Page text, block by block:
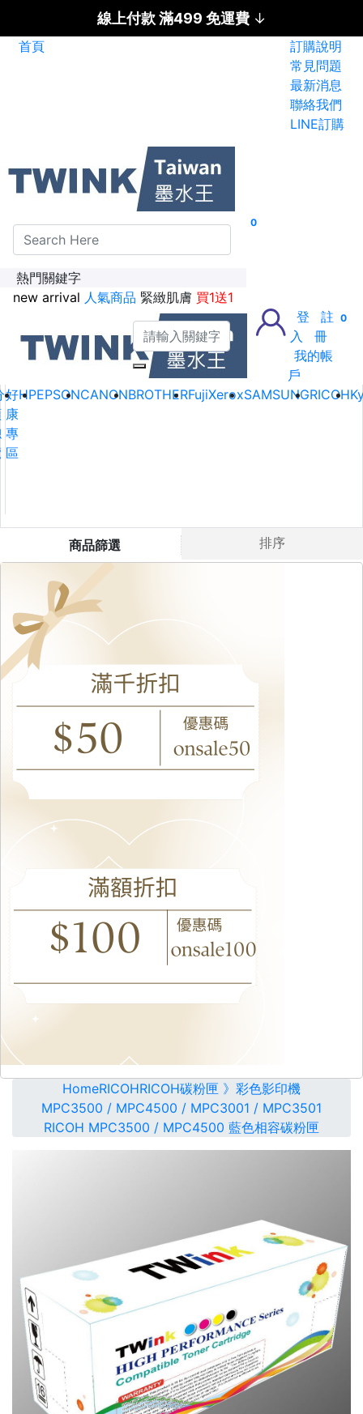
線上付款 滿499 免運費 ↓
首頁
碳粉匣全面特惠價
訂購說明
常見問題
最新消息
聯絡我們
LINE訂購
熱門關鍵字
new arrival 人氣商品 緊緻肌膚 買1送1
0
登
入
註
冊
我的帳
戶
0
好
康
專
區
HPEPSONCANONBROTHERFujiXeroxSAMSUNGRICOH
商品篩選 排序
HomeRICOHRICOH碳粉匣 》彩色影印機
MPC3500 / MPC4500 / MPC3001 / MPC3501
RICOH MPC3500 / MPC4500 藍色相容碳粉匣